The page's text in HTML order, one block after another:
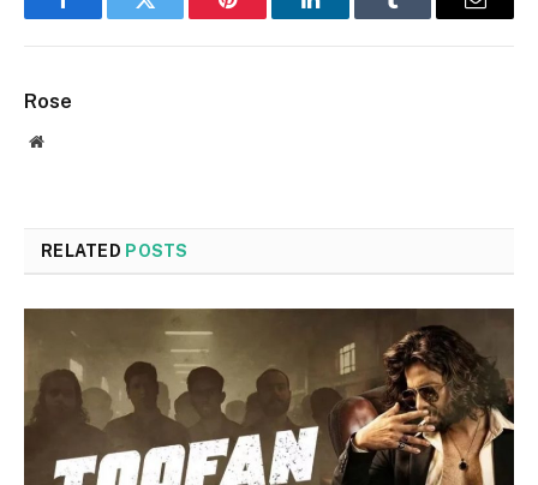
FacebookTwitter Pinterest LinkedInTumblr Email
Rose
Website
RELATED POSTS